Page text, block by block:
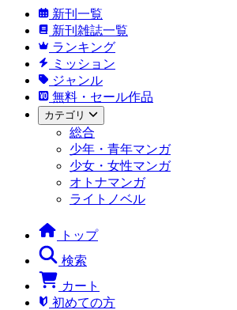
新刊一覧
新刊雑誌一覧
ランキング
ミッション
ジャンル
無料・セール作品
カテゴリ
総合
少年・青年マンガ
少女・女性マンガ
オトナマンガ
ライトノベル
トップ
検索
カート
初めての方